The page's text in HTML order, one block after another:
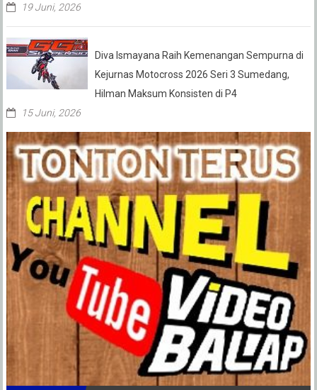
19 Juni, 2026
Diva Ismayana Raih Kemenangan Sempurna di
Kejurnas Motocross 2026 Seri 3 Sumedang,
Hilman Maksum Konsisten di P4
15 Juni, 2026